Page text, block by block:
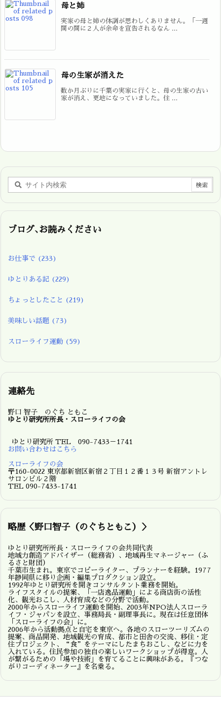
母と姉
実家の母と姉の体調が思わしくありません。「一週
間の間に２人が余命を宣告されるなん ...
母の生家が消えた
数か月ぶりに千葉の実家に行くと、母の生家の古い
家が消え、更地になっていました。住 ...
ブログ､お読みください
お仕事で (233)
ゆとりある記 (229)
ちょっとしたこと (219)
美味しい話題 (73)
スローライフ運動 (59)
連絡先
野口 智子 のぐち ともこ
ゆとり研究所所長・スローライフの会
ゆとり研究所 TEL 090-7433－1741
お問い合わせはこちら
スローライフの会
〒160-0022 東京都新宿区新宿２丁目１２番１３号 新宿アントレ
サロンビル２階
TEL 090-7433-1741
略歴＜野口智子（のぐちともこ）＞
ゆとり研究所所長・スローライフの会共同代表
地域力創造アドバイザー（総務省）、地域再生マネージャー（ふ
るさと財団）
千葉市生まれ。東京でコピーライター、プランナーを経験。1977
年静岡県に移り企画・編集プロダクション設立。
1992年ゆとり研究所を開きコンサルタント業務を開始。
ライフスタイルの提案、「一店逸品運動」による商店街の活性
化、観光おこし、人材育成などの分野で活動。
2000年からスローライフ運動を開始、2003年NPO法人スローラ
イフ・ジャパンを設立、事務局長・副理事長に。現在は任意団体
「スローライフの会」に。
2006年から活動拠点と自宅を東京へ。各地のスローツーリズムの
提案、商品開発、地域観光の育成、都市と田舎の交流、移住・定
住プロジェクト、“食”をテーマにしたまちおこし、などに力を
入れている。住民参加の独自の楽しいワークショップが得意。人
が繋がるための「場や技術」を育てることに興味がある。『つな
がりコーディネーター』を名乗る。